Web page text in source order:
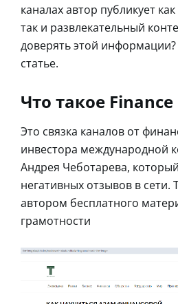
каналах автор публикует
так и развлекательный
доверять этой
статье.
Что такое Finance
Это связка каналов от
инвестора международной
Андрея Чеботарева,
негативных отзывов в сети.
автором бесплатного
грамотности